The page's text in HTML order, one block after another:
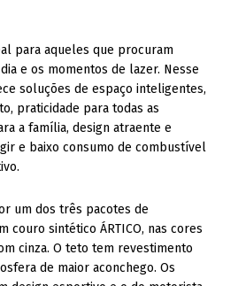
para aqueles que procuram
e os momentos de lazer. Nesse
soluções de espaço inteligentes,
praticidade para todas as
a família, design atraente e
e baixo consumo de combustível
um dos três pacotes de
couro sintético ÁRTICO, nas cores
cinza. O teto tem revestimento
de maior aconchego. Os